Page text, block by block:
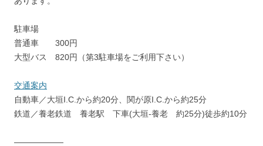
駐車場
普通車 300円
大型バス 820円（第3駐車場をご利用下さい）
交通案内
自動車／大垣I.C.から約20分、関が原I.C.から約25分
鉄道／養老鉄道 養老駅 下車(大垣-養老 約25分)徒歩約10分
——————